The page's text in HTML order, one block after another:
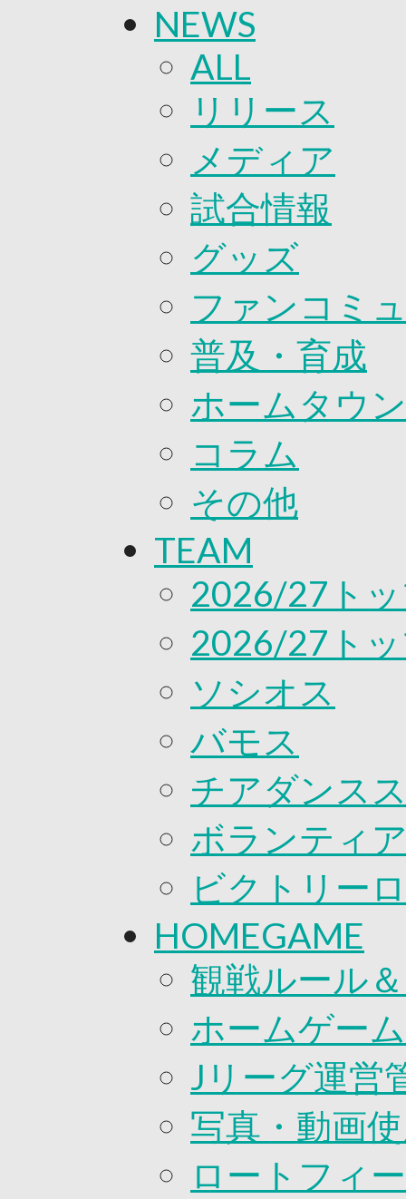
練習見学時のファンサービスに
TICKET
奈良クラブ明治安田J3リーグ
奈良クラブ明治安田Ｊ3リーグ
FANCOMMUNITY
2026/27ファンコミュニティ
サポートショップ
GOODS
オンラインストア
ACADEMY
アカデミーについて
プロジェクト
ジュニア
ジュニアユース
ユース
練習拠点（ナラディーア）
CLUB
2026/27 パートナー企業
パートナー募集
クラブ理念
サステナビリティ
Web制作支援
応援プロジェクト
NEWS
ALL
リリース
メディア
試合情報
グッズ
ファンコミ
普及・育成
ホームタウン
コラム
その他
TEAM
2026/27ト
2026/27ト
ソシオス
バモス
チアダンス
ボランティ
ビクトリー
HOMEGAME
観戦ルール
ホームゲー
Jリーグ運営
写真・動画
ロートフィ